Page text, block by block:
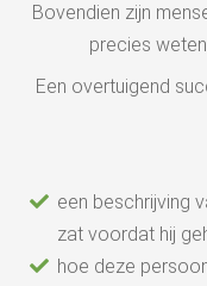
Bovendien zijn
precies
Een overtuigend
een beschrijving
zat voordat hij
hoe deze